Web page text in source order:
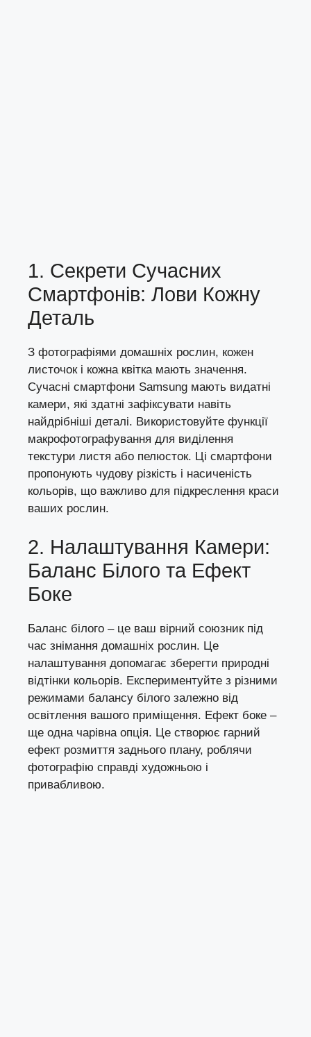
1. Секрети Сучасних
Смартфонів: Лови Кожну
Деталь
З фотографіями домашніх рослин, кожен
листочок і кожна квітка мають значення.
Сучасні смартфони Samsung мають видатні
камери, які здатні зафіксувати навіть
найдрібніші деталі. Використовуйте функції
макрофотографування для виділення
текстури листя або пелюсток. Ці смартфони
пропонують чудову різкість і насиченість
кольорів, що важливо для підкреслення краси
ваших рослин.
2. Налаштування Камери:
Баланс Білого та Ефект
Боке
Баланс білого – це ваш вірний союзник під
час знімання домашніх рослин. Це
налаштування допомагає зберегти природні
відтінки кольорів. Експериментуйте з різними
режимами балансу білого залежно від
освітлення вашого приміщення. Ефект боке –
ще одна чарівна опція. Це створює гарний
ефект розмиття заднього плану, роблячи
фотографію справді художньою і
привабливою.